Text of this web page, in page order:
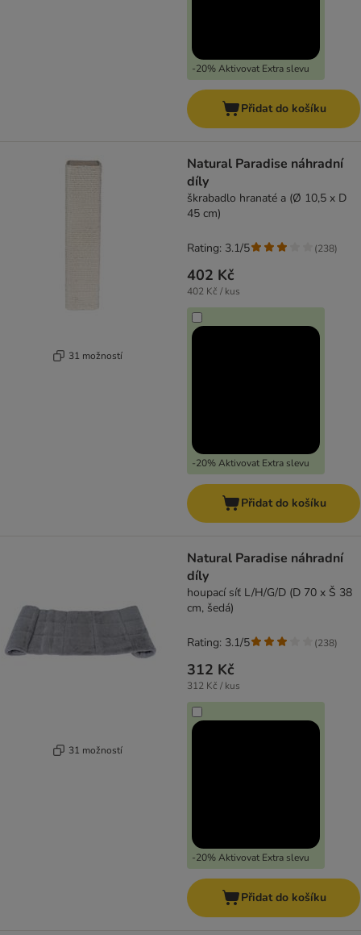
-20% Aktivovat Extra slevu
Přidat do košíku
31 možností
Natural Paradise náhradní
díly
škrabadlo hranaté a (Ø 10,5 x D
45 cm)
402 Kč
402 Kč / kus
-20% Aktivovat Extra slevu
Rating: 3.1/5 (238)
Přidat do košíku
31 možností
Natural Paradise náhradní
díly
houpací síť L/H/G/D (D 70 x Š 38
cm, šedá)
312 Kč
312 Kč / kus
-20% Aktivovat Extra slevu
Rating: 3.1/5 (238)
Přidat do košíku